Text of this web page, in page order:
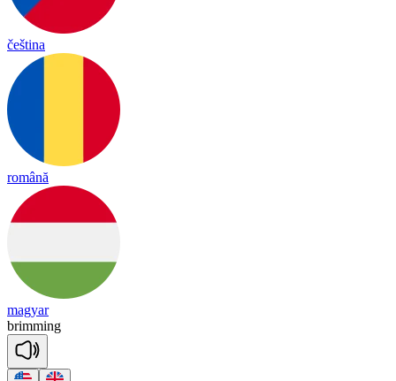
čeština
română
magyar
brimming